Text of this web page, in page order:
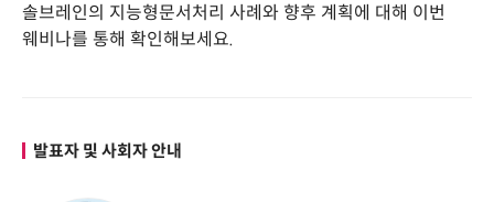
솔브레인의 지능형문서처리 사례와 향후 계획에 대해 이번
웨비나를 통해 확인해보세요.
발표자 및 사회자 안내